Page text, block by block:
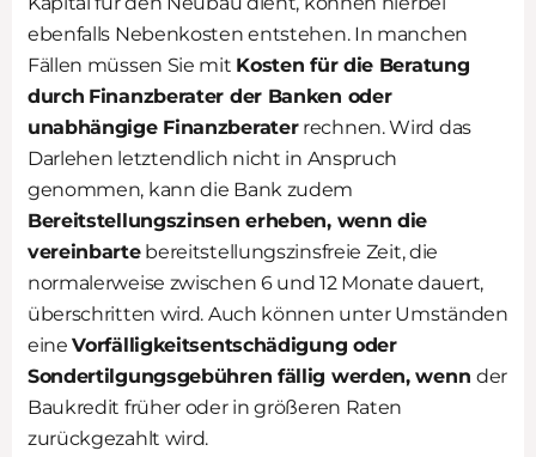
ebenfalls Nebenkosten entstehen. In manchen
Fällen müssen Sie mit Kosten für die Beratung
durch Finanzberater der Banken oder
unabhängige Finanzberaterrechnen. Wird das
Darlehen letztendlich nicht in Anspruch
genommen, kann die Bank zudem
Bereitstellungszinsen erheben, wenn die
vereinbartebereitstellungszinsfreie Zeit, die
normalerweise zwischen 6 und 12 Monate dauert,
überschritten wird. Auch können unter Umständen
eineVorfälligkeitsentschädigung oder
Sondertilgungsgebühren fällig werden, wenn der
Baukredit früher oder in größeren Raten
zurückgezahlt wird.